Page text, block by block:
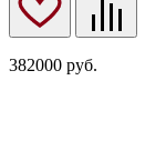
382000 руб.